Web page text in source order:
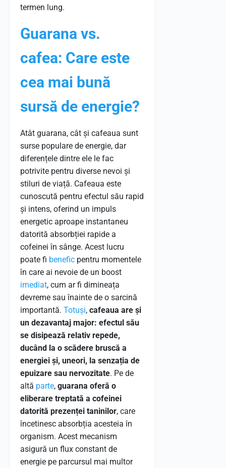
termen lung.
Guarana vs.
cafea: Care este
cea mai bună
sursă de energie?
Atât guarana, cât și cafeaua sunt
surse populare de energie, dar
diferențele dintre ele le fac
potrivite pentru diverse nevoi și
stiluri de viață. Cafeaua este
cunoscută pentru efectul său rapid
și intens, oferind un impuls
energetic aproape instantaneu
datorită absorbției rapide a
cofeinei în sânge. Acest lucru
poate fi benefic pentru momentele
în care ai nevoie de un boost
imediat, cum ar fi dimineața
devreme sau înainte de o sarcină
importantă. Totuși, cafeaua are și
un dezavantaj major: efectul său
se disipează relativ repede,
ducând la o scădere bruscă a
energiei și, uneori, la senzația de
epuizare sau nervozitate. Pe de
altă parte, guarana oferă o
eliberare treptată a cofeinei
datorită prezenței taninilor, care
încetinesc absorbția acesteia în
organism. Acest mecanism
asigură un flux constant de
energie pe parcursul mai multor